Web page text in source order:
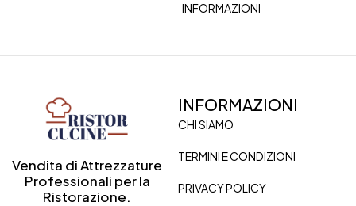
INFORMAZIONI
Vendita di Attrezzature
Professionali per la
Ristorazione.
INFORMAZIONI
CHI SIAMO
TERMINI E CONDIZIONI
PRIVACY POLICY